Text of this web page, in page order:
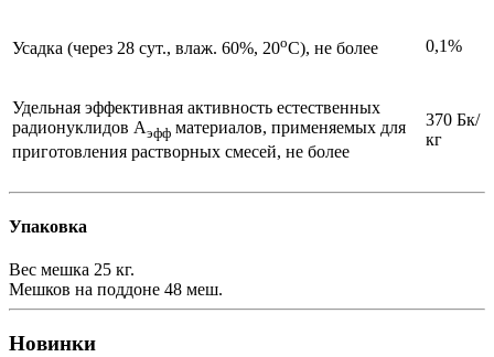
Усадка (через 28 сут., влаж. 60%, 20оС), не более 0,1%
Удельная эффективная активность естественных
радионуклидов Аэфф материалов, применяемых для
приготовления растворных смесей, не более
370 Бк/
кг
Упаковка
Вес мешка 25 кг.
Мешков на поддоне 48 меш.
Новинки